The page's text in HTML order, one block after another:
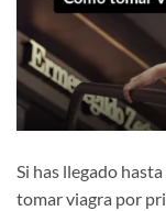
Si has llegado
tomar viagra por